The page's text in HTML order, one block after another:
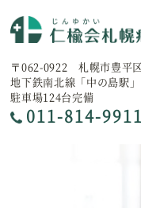
〒062-0922 札幌市豊平
地下鉄南北線「中の島駅
駐車場124台完備
011-814-9911